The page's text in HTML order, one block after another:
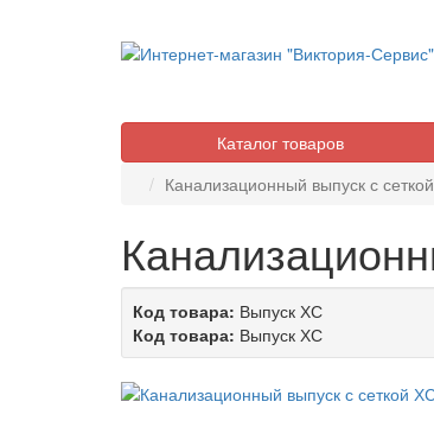
Каталог товаров
Канализационный выпуск с
Код товара: Выпуск ХС
Код товара: Выпуск ХС